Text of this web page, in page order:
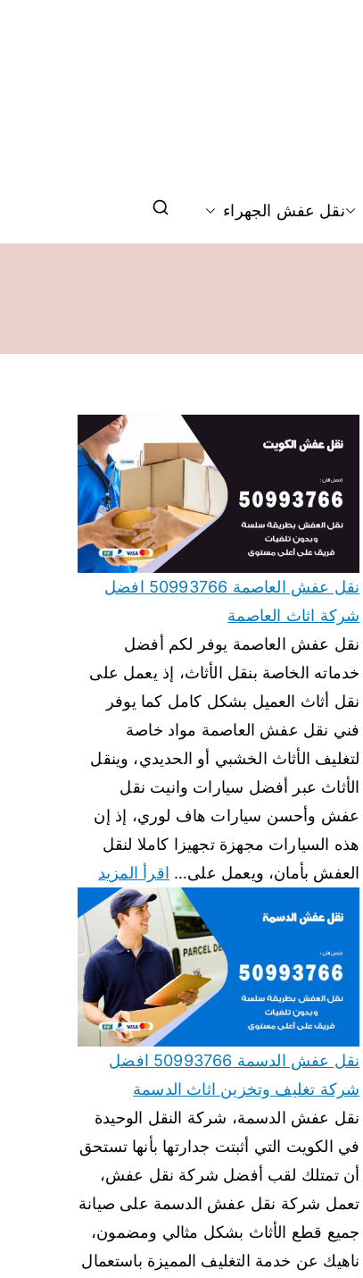
نقل عفش الجهراء
نقل عفش العاصمة 50993766 افضل
شركة اثاث العاصمة
نقل عفش العاصمة يوفر لكم أفضل
خدماته الخاصة بنقل الأثاث، إذ يعمل على
نقل أثاث العميل بشكل كامل كما يوفر
فني نقل عفش العاصمة مواد خاصة
لتغليف الأثاث الخشبي أو الحديدي، وينقل
الأثاث عبر أفضل سيارات وانيت نقل
عفش وأحسن سيارات هاف لوري، إذ إن
هذه السيارات مجهزة تجهيزا كاملا لنقل
العفش بأمان، ويعمل على… اقرأ المزيد
نقل عفش الدسمة 50993766 افضل
شركة تغليف وتخزين اثاث الدسمة
نقل عفش الدسمة، شركة النقل الوحيدة
في الكويت التي أثبتت جدارتها بأنها تستحق
أن تمتلك لقب أفضل شركة نقل عفش،
تعمل شركة نقل عفش الدسمة على صيانة
جميع قطع الأثاث بشكل مثالي ومضمون،
ناهيك عن خدمة التغليف المميزة باستعمال